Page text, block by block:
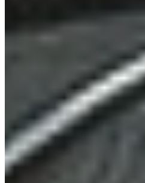
está enquanto explora. Perfeito
memorizar locais de extração e
sem risco.
Isso não funcionará em partidas
Mapas Interativos com seu
saques, extrações e objetivos de
em tempo real em uma segunda tela
Como funciona
Escape from Tarkov codifica
de captura de tela para relatórios de
de prática através do Wand, nós